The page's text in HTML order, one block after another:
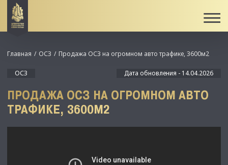
Главная ОСЗ Продажа ОСЗ на огромном авто трафике, 3600м2
ОСЗ Дата обновления - 14.04.2026
ПРОДАЖА ОСЗ НА ОГРОМНОМ АВТО
ТРАФИКЕ, 3600М2